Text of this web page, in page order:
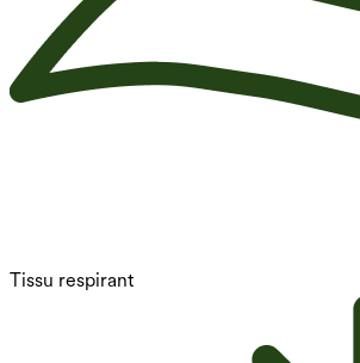
Tissu respirant